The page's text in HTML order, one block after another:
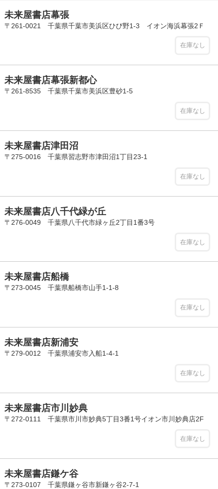
未来屋書店幕張
〒261-0021 千葉県千葉市美浜区ひび野1-3 イオン海浜幕張2Ｆ
在庫なし
未来屋書店幕張新都心
〒261-8535 千葉県千葉市美浜区豊砂1-5
在庫なし
未来屋書店津田沼
〒275-0016 千葉県習志野市津田沼1丁目23-1
在庫なし
未来屋書店八千代緑が丘
〒276-0049 千葉県八千代市緑ヶ丘2丁目1番3号
在庫なし
未来屋書店船橋
〒273-0045 千葉県船橋市山手1-1-8
在庫なし
未来屋書店新浦安
〒279-0012 千葉県浦安市入船1-4-1
在庫なし
未来屋書店市川妙典
〒272-0111 千葉県市川市妙典5丁目3番1号イオン市川妙典店2F
在庫なし
未来屋書店鎌ケ谷
〒273-0107 千葉県鎌ヶ谷市新鎌ヶ谷2-7-1